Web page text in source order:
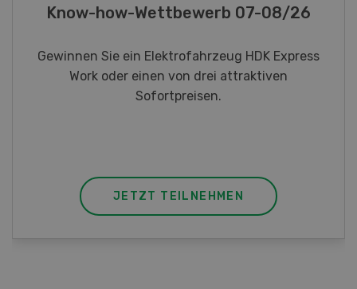
07-08/26
HDK Express
drei attraktiven
Fotorätsel 07-08/26
Gewinnen Sie eines von fünf
Taschenmessern
JETZT